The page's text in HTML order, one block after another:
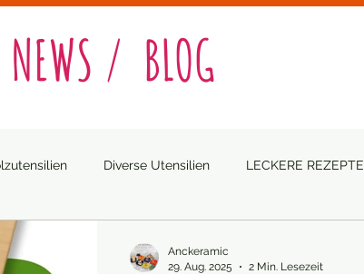
NEWS / BLOG
Diverse Utensilien LECKERE REZEPTE
Anckeramic
29. Aug. 2025
2 Min. Lesezeit